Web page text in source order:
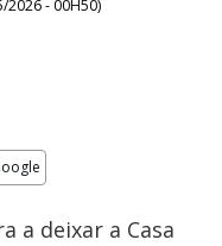
2026 - 00H50)
a deixar a Casa